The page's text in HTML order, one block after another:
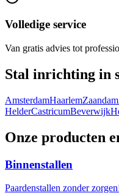
Volledige service
Van gratis advies tot
Stal inrichting in
AmsterdamHaarlemZaandam
HelderCastricumBeverwijk
Onze producten
Binnenstallen
Paardenstallen zonder